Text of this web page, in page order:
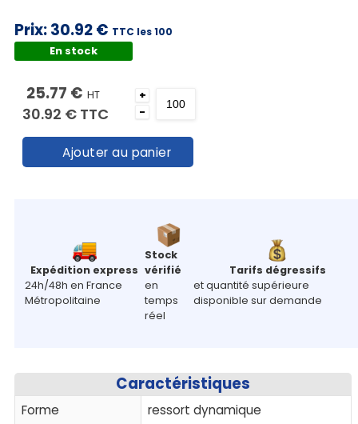
Prix:30.92 € TTC les 100
En stock
25.77 € HT
30.92 € TTC
+
-
Ajouter au panier
Expédition express
24h/48h en France
Métropolitaine
Stock
vérifié
en
temps
réel
Tarifs dégressifs
et quantité supérieure
disponible sur demande
Caractéristiques
Forme
ressort dynamique